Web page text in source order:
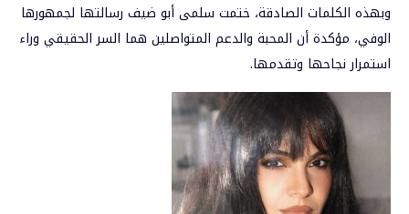
وبهذه الكلمات الصادقة، ختمت سلمى أبو ضيف رسالتها لجمهورها
الوفي، مؤكدة أن المحبة والدعم المتواصلين هما السر الحقيقي وراء
استمرار نجاحها وتقدمها.